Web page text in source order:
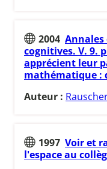
2004 Annales
cognitives. V. 9.
apprécient leur
mathématique :
Auteur :
1997 Voir et
l'espace au